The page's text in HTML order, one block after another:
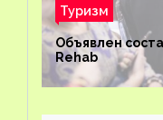
Туризм
Объявлен
Rehab